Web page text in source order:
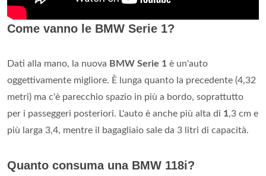
Come vanno le BMW Serie 1?
Dati alla mano, la nuova BMW Serie 1 è un'auto
oggettivamente migliore. È lunga quanto la precedente (4,32
metri) ma c'è parecchio spazio in più a bordo, soprattutto
per i passeggeri posteriori. L'auto è anche più alta di 1,3 cm e
più larga 3,4, mentre il bagagliaio sale da 3 litri di capacità.
Quanto consuma una BMW 118i?